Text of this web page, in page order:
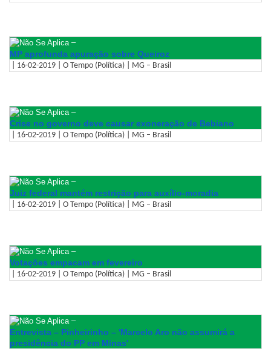
–
MP aprofunda apuração sobre Queiroz
| 16-02-2019 | O Tempo (Política) | MG – Brasil
–
Crise no governo deve causar exoneração de Bebiano
| 16-02-2019 | O Tempo (Política) | MG – Brasil
–
Juiz federal mantém restrição para auxílio-moradia
| 16-02-2019 | O Tempo (Política) | MG – Brasil
–
Votações empacam em fevereiro
| 16-02-2019 | O Tempo (Política) | MG – Brasil
–
Entrevista – Pinheirinho – 'Marcelo Aro não assumirá a
presidência do PP em Minas'